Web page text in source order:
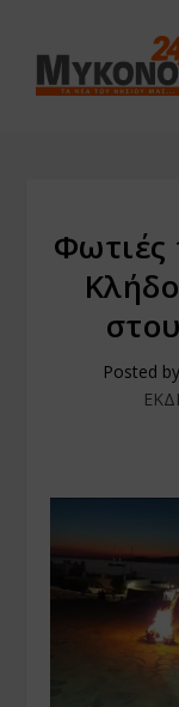
Φωτιές
Posted by